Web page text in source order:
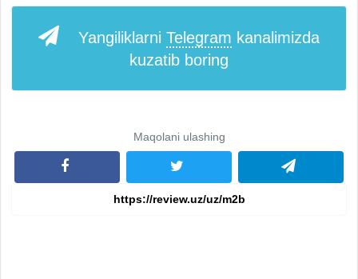
Yangiliklarni Telegram kanalimizda
kuzatib boring
Maqolani ulashing